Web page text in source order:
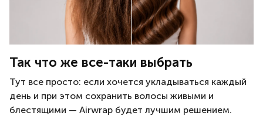
Так что же все-таки выбрать
Тут все просто: если хочется укладываться каждый
день и при этом сохранить волосы живыми и
блестящими — Airwrap будет лучшим решением.